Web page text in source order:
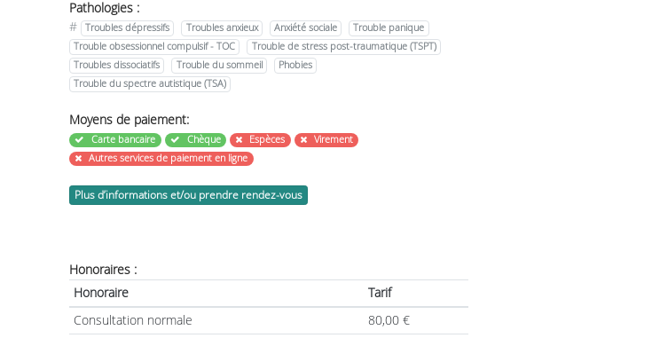
Pathologies :
#
Troubles dépressifs Troubles anxieux Anxiété sociale
Trouble panique
Trouble obsessionnel compulsif - TOC
Trouble de stress post-traumatique (TSPT)
Troubles dissociatifs
Trouble du sommeil
Phobies
Trouble du spectre autistique (TSA)
Moyens de paiement:
Carte bancaire Chèque Espèces
Virement
Autres services de paiement en ligne
Plus d’informations et/ou prendre rendez-vous
Honoraires :
Honoraire
Tarif
Consultation normale
80,00€